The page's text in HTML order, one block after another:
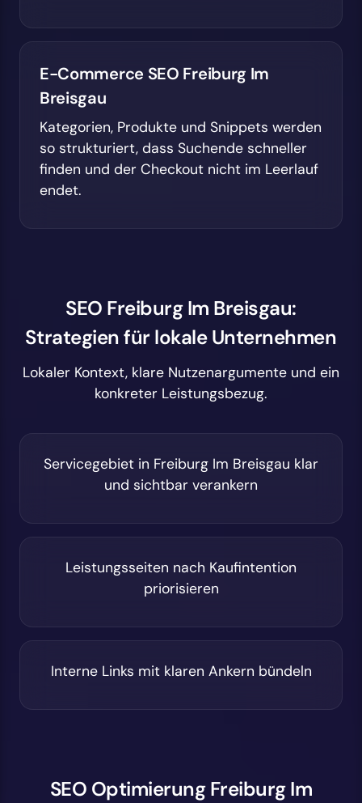
E-Commerce SEO Freiburg Im
Breisgau
Kategorien, Produkte und Snippets werden
so strukturiert, dass Suchende schneller
finden und der Checkout nicht im Leerlauf
endet.
SEO Freiburg Im Breisgau:
Strategien für lokale Unternehmen
Lokaler Kontext, klare Nutzenargumente und ein
konkreter Leistungsbezug.
Servicegebiet in Freiburg Im Breisgau klar
und sichtbar verankern
Leistungsseiten nach Kaufintention
priorisieren
Interne Links mit klaren Ankern bündeln
SEO Optimierung Freiburg Im